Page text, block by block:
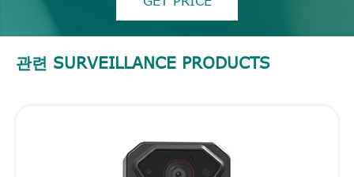
관련 SURVEILLANCE PRODUCTS